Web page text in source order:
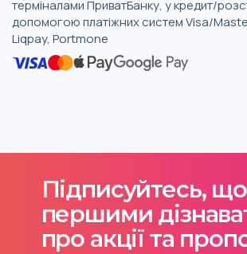
терміналами ПриватБанку, у кредит/
допомогою платіжних систем Visa/
Liqpay, Portmone
Підписуйтесь,
першими
про акції та